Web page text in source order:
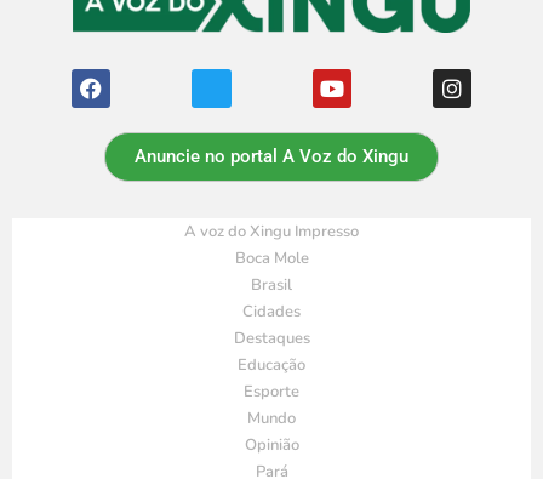
Anuncie no portal A Voz do Xingu
A voz do Xingu Impresso
Boca Mole
Brasil
Cidades
Destaques
Educação
Esporte
Mundo
Opinião
Pará